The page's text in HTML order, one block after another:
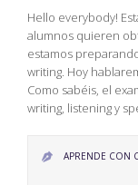
Hello everybody!
alumnos quieren
estamos
writing. Hoy
Como sabéis, el
writing, listening y
 APRENDE CON